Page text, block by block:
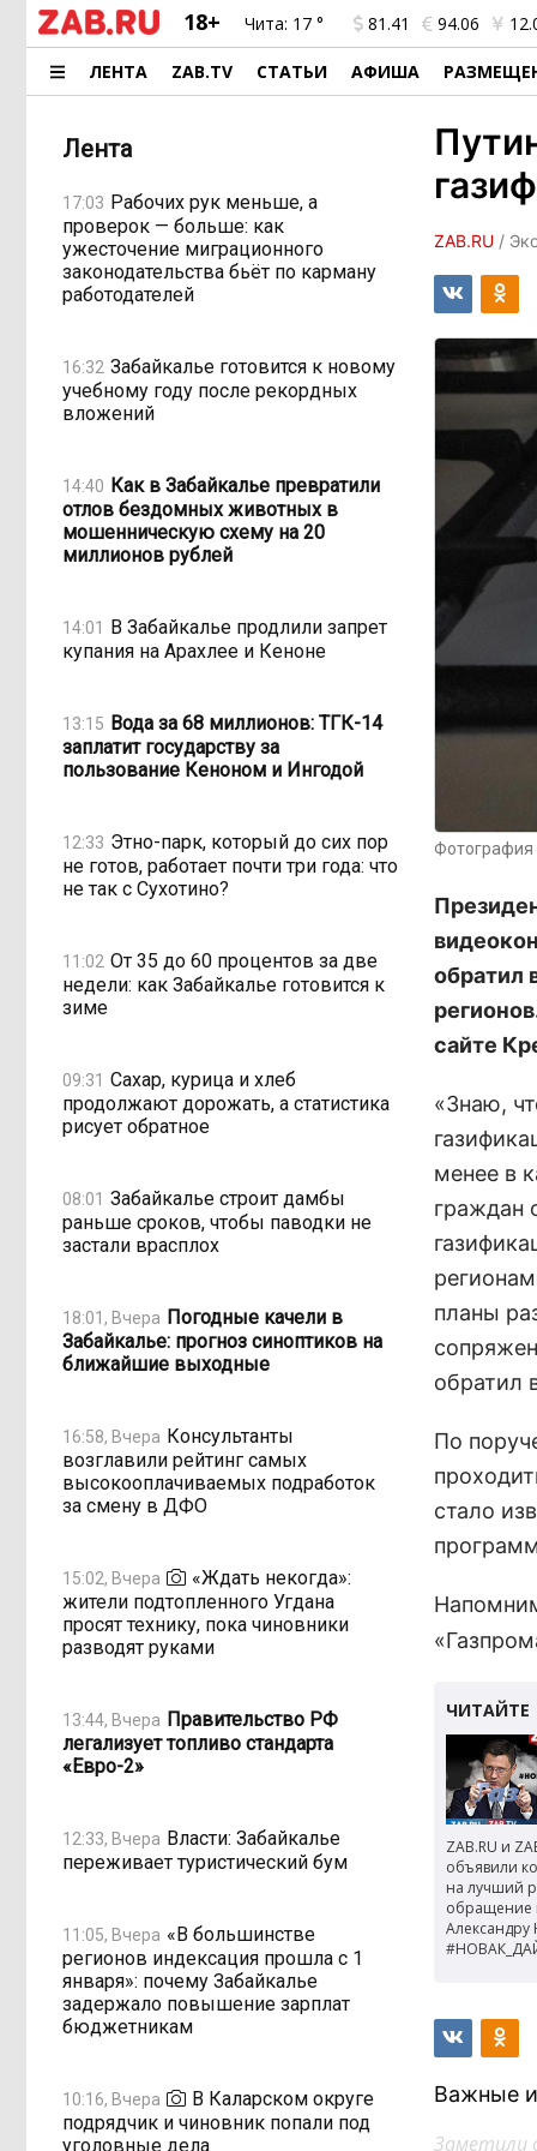
18+ Чита: 17 ° 81.41 94.06
ЛЕНТА ZAB.TV СТАТЬИ АФИША
Лента
17:03 Рабочих рук меньше, а
проверок — больше: как
ужесточение миграционного
законодательства бьёт по карману
работодателей
16:32 Забайкалье готовится к новому
учебному году после рекордных
вложений
14:40 Как в Забайкалье превратили
отлов бездомных животных в
мошенническую схему на 20
миллионов рублей
14:01 В Забайкалье продлили запрет
купания на Арахлее и Кеноне
13:15 Вода за 68 миллионов: ТГК-14
заплатит государству за
пользование Кеноном и Ингодой
12:33 Этно-парк, который до сих пор
не готов, работает почти три года: что
не так с Сухотино?
11:02 От 35 до 60 процентов за две
недели: как Забайкалье готовится к
зиме
09:31 Сахар, курица и хлеб
продолжают дорожать, а статистика
рисует обратное
08:01 Забайкалье строит дамбы
раньше сроков, чтобы паводки не
застали врасплох
18:01, Вчера Погодные качели в
Забайкалье: прогноз синоптиков на
ближайшие выходные
16:58, Вчера Консультанты
возглавили рейтинг самых
высокооплачиваемых подработок
за смену в ДФО
15:02, Вчера
«Ждать некогда»:
жители подтопленного Угдана
просят технику, пока чиновники
разводят руками
13:44, Вчера Правительство РФ
легализует топливо стандарта
«Евро-2»
12:33, Вчера Власти: Забайкалье
переживает туристический бум
11:05, Вчера «В большинстве
регионов индексация прошла с 1
января»: почему Забайкалье
задержало повышение зарплат
бюджетникам
10:16, Вчера
В Каларском округе
подрядчик и чиновник попали под
уголовные дела
ZAB.RU /
Фотография
обратил
сайте
«Знаю,
менее в
граждан
планы
обратил
По
стало
ZAB.RU и
объявили
на лучший
обращение
Александру
Важные
Заметили